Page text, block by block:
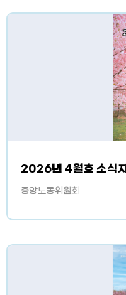
2026년 4월호 소식지
중앙노동위원회